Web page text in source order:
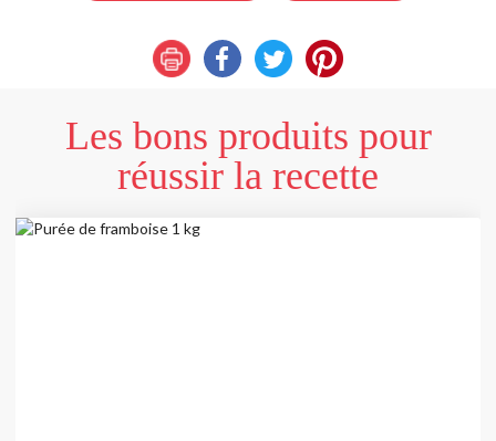
Les bons produits pour
réussir la recette